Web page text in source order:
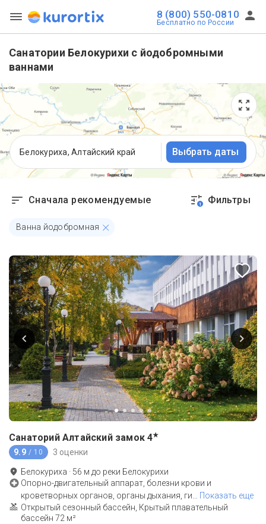
8 (800) 550-0810
Бесплатно по России
Санатории Белокурихи с йодобромными
ваннами
Белокуриха, Алтайский край Выбрать даты
Сначала рекомендуемые 1 Фильтры
Ванна йодобромная
Санаторий Алтайский замок 4★
9.9 / 10 3 оценки
Белокуриха · 56 м до реки Белокурихи
Опорно-двигательный аппарат, болезни крови и
кроветворных органов, органы дыхания, ги
Показать еще
Открытый сезонный бассейн, Крытый плавательный
бассейн 72 м²